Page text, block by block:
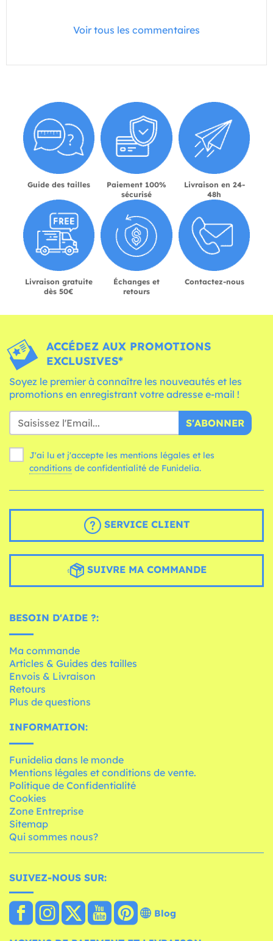
Voir tous les commentaires
Guide des tailles
Paiement 100%
sécurisé
Livraison en 24-
48h
Livraison gratuite
dès 50€
Échanges et
retours
Contactez-nous
ACCÉDEZ AUX PROMOTIONS
EXCLUSIVES*
Soyez le premier à connaître les nouveautés et les
promotions en enregistrant votre adresse e-mail !
S'ABONNER
J'ai lu et j'accepte les mentions légales et les
conditions de confidentialité de Funidelia.
SERVICE CLIENT
SUIVRE MA COMMANDE
BESOIN D'AIDE ?:
Ma commande
Articles & Guides des tailles
Envois & Livraison
Retours
Plus de questions
INFORMATION:
Funidelia dans le monde
Mentions légales et conditions de vente.
Politique de Confidentialité
Cookies
Zone Entreprise
Sitemap
Qui sommes nous?
SUIVEZ-NOUS SUR:
Blog